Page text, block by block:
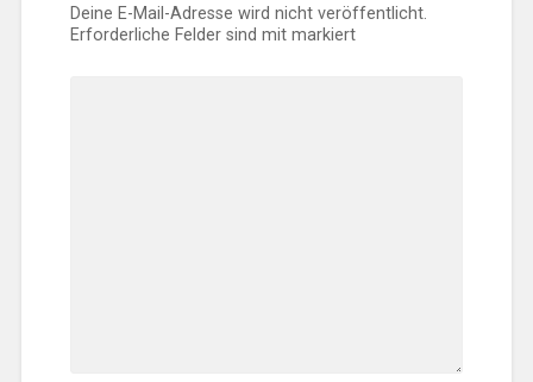
Deine E-Mail-Adresse wird nicht veröffentlicht.
Erforderliche Felder sind mitmarkiert